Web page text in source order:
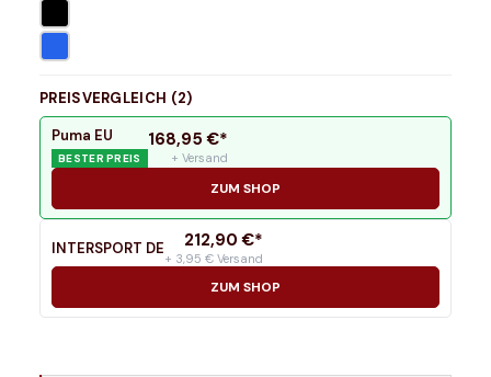
PREISVERGLEICH (2)
Puma EU
BESTER PREIS
168,95 €*
+ Versand
ZUM SHOP
INTERSPORT DE 212,90 €*
+ 3,95 € Versand
ZUM SHOP